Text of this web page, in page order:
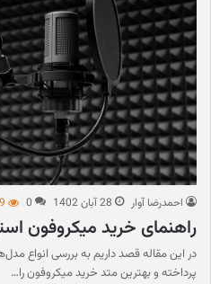
احمدرضا آوار 28 آبان 1402 0
راهنمای خرید میکروفون
در این مقاله قصد داریم به بررسی انواع
پرداخته و بهترین متد خرید میکروفون را…